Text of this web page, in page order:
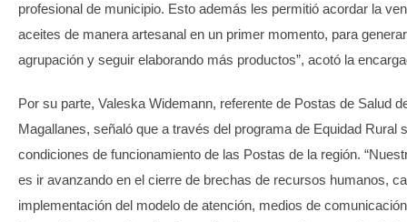
profesional de municipio. Esto además les permitió acordar la
aceites de manera artesanal en un primer momento, para
agrupación y seguir elaborando más productos”, acotó la
Por su parte, Valeska Widemann, referente de Postas de Salud
Magallanes, señaló que a través del programa de Equidad Rural
condiciones de funcionamiento de las Postas de la región.
es ir avanzando en el cierre de brechas de recursos humanos,
implementación del modelo de atención, medios de